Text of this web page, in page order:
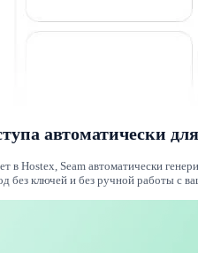
автоматически
в Hostex, Seam автоматически
без ключей и без ручной работы с